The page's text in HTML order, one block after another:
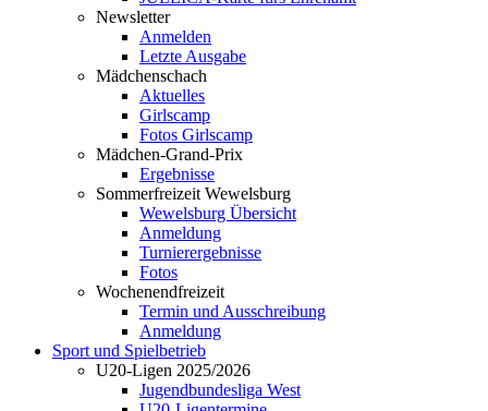
Newsletter
Anmelden
Letzte Ausgabe
Mädchenschach
Aktuelles
Girlscamp
Fotos Girlscamp
Mädchen-Grand-Prix
Ergebnisse
Sommerfreizeit Wewelsburg
Wewelsburg Übersicht
Anmeldung
Turnierergebnisse
Fotos
Wochenendfreizeit
Termin und Ausschreibung
Anmeldung
Sport und Spielbetrieb
U20-Ligen 2025/2026
Jugendbundesliga West